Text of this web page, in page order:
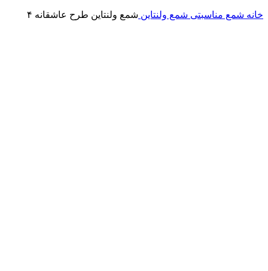
خانه شمع مناسبتی شمع ولنتاین شمع ولنتاین طرح عاشقانه ۴